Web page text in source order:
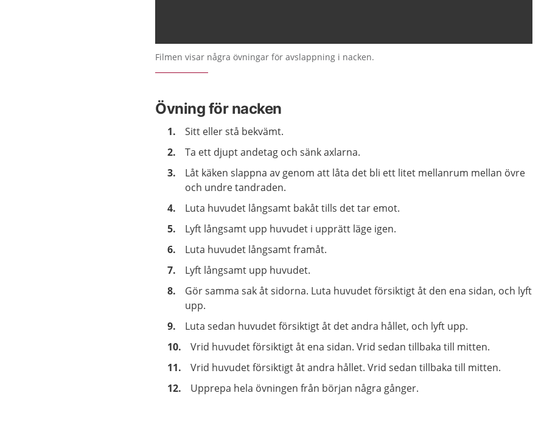
Filmen visar några övningar för avslappning i nacken.
Övning för nacken
Sitt eller stå bekvämt.
Ta ett djupt andetag och sänk axlarna.
Låt käken slappna av genom att låta det bli ett litet mellanrum mellan övre
och undre tandraden.
Luta huvudet långsamt bakåt tills det tar emot.
Lyft långsamt upp huvudet i upprätt läge igen.
Luta huvudet långsamt framåt.
Lyft långsamt upp huvudet.
Gör samma sak åt sidorna. Luta huvudet försiktigt åt den ena sidan, och lyft
upp.
Luta sedan huvudet försiktigt åt det andra hållet, och lyft upp.
Vrid huvudet försiktigt åt ena sidan. Vrid sedan tillbaka till mitten.
Vrid huvudet försiktigt åt andra hållet. Vrid sedan tillbaka till mitten.
Upprepa hela övningen från början några gånger.